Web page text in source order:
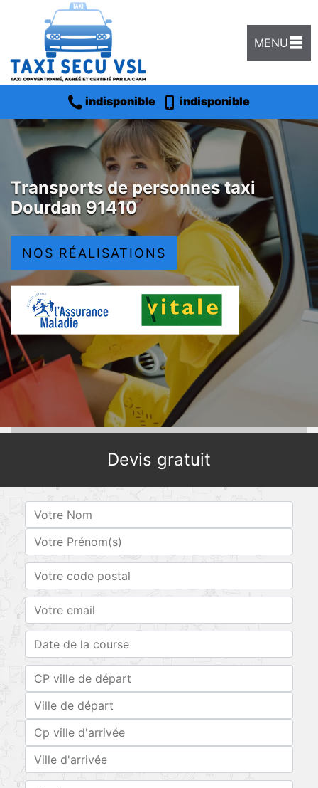
MENU
indisponible indisponible
Transports de personnes taxi
Dourdan 91410
NOS RÉALISATIONS
Devis gratuit